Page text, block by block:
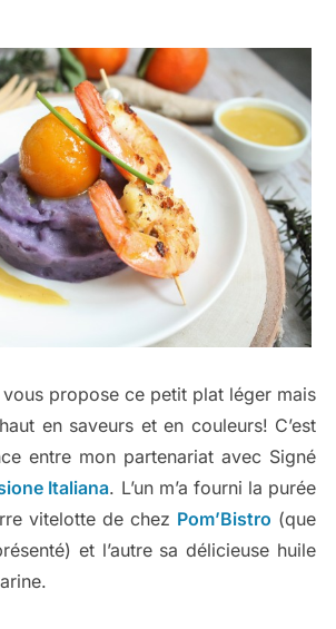
propose ce petit plat léger mais
en saveurs et en couleurs! C’est
entre mon partenariat avec Signé
Italiana. L’un m’a fourni la purée
vitelotte de chez Pom’Bistro (que
et l’autre sa délicieuse huile